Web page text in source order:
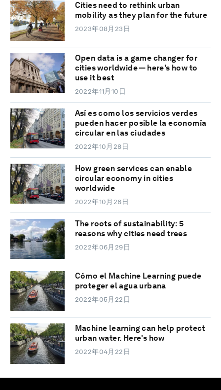
Cities need to rethink urban
mobility as they plan for the future
2023年08月23日
Open data is a game changer for
cities worldwide — here's how to
use it best
2022年11月10日
Así es como los servicios verdes
pueden hacer posible la economía
circular en las ciudades
2022年10月28日
How green services can enable
circular economy in cities
worldwide
2022年10月26日
The roots of sustainability: 5
reasons why cities need trees
2022年06月29日
Cómo el Machine Learning puede
proteger el agua urbana
2022年05月22日
Machine learning can help protect
urban water. Here's how
2022年04月22日